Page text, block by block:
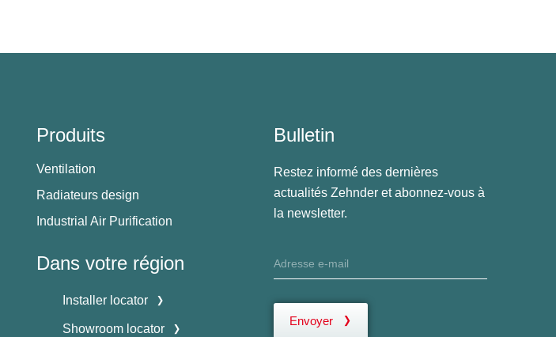
Produits
Ventilation
Radiateurs design
Industrial Air Purification
Dans votre région
Installer locator
Showroom locator
Bulletin
Restez informé des dernières
actualités Zehnder et abonnez-vous à
la newsletter.
Envoyer